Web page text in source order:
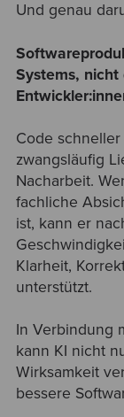
Und genau
Systems,
Code
zwangsläufig
Nacharbeit.
fachliche
ist, kann er
Klarheit,
unterstützt.
In Verbindung
kann KI nicht
Wirksamkeit
bessere